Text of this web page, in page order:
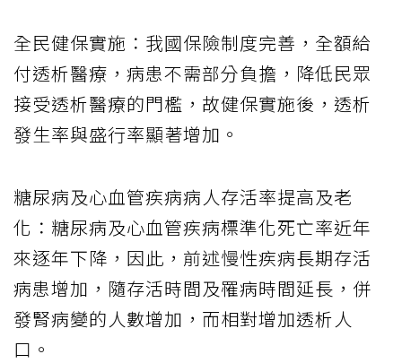
全民健保實施：我國保險制度完善，全額給
付透析醫療，病患不需部分負擔，降低民眾
接受透析醫療的門檻，故健保實施後，透析
發生率與盛行率顯著增加。
糖尿病及心血管疾病病人存活率提高及老
化：糖尿病及心血管疾病標準化死亡率近年
來逐年下降，因此，前述慢性疾病長期存活
病患增加，隨存活時間及罹病時間延長，併
發腎病變的人數增加，而相對增加透析人
口。